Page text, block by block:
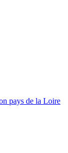
pays de la Loire